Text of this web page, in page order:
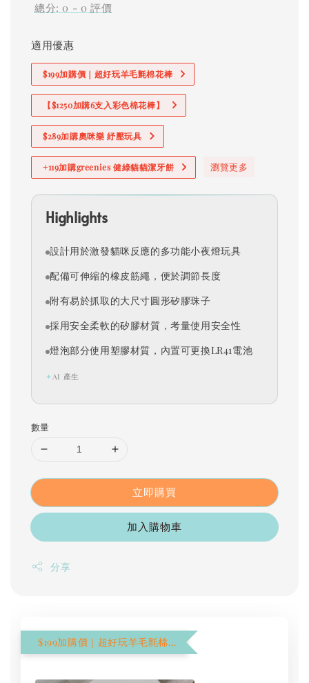
總分: 0 - 0 評價
適用優惠
$199加購價｜超好玩羊毛氈棉花棒
【$1250加購6支入彩色棉花棒】
$289加購奧咪樂 紓壓玩具
+119加購greenies 健綠貓貓潔牙餅 瀏覽更多
Highlights
設計用於激發貓咪反應的多功能小夜燈玩具
配備可伸縮的橡皮筋繩，便於調節長度
附有易於抓取的大尺寸圓形矽膠珠子
採用安全柔軟的矽膠材質，考量使用安全性
燈泡部分使用塑膠材質，內置可更換LR41電池
✦ AI 產生
數量
立即購買
加入購物車
分享
$199加購價｜超好玩羊毛氈棉花棒